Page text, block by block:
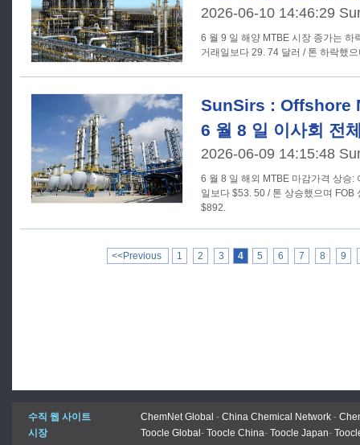
2026-06-10 14:46:29
6 월 9 일 해양 MTBE 시장 종가는 하
거래일보다 29. 74 달러 / 톤 하락했
SunSirs : Offshore
6 월 8 일 이사회 전
2026-06-09 14:15:48
6 월 8 일 해외 MTBE 마감가격 상승:
일보다 $53. 50 / 톤 상승했으며 FOB
$892.
<<Previous 1 2 3 4 5 6 7 8 9
수직 웹 사이트 ChemNet Global - China Chemical Network -
시장
Toocle Global - Toocle China- Toocle Japan-